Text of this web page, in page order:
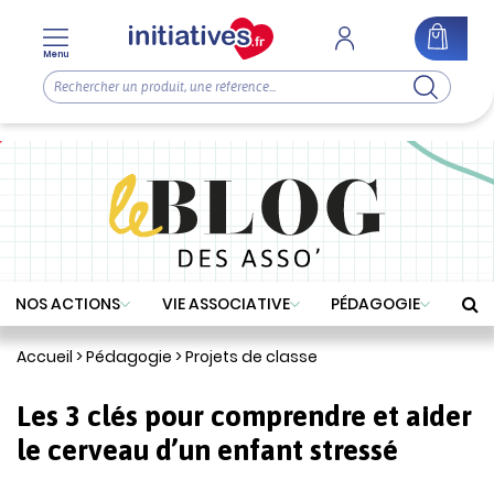
NOS ACTIONS VIE ASSOCIATIVE PÉDAGOGIE
Accueil >Pédagogie >Projets de classe
Les 3 clés pour comprendre et aider
le cerveau d’un enfant stressé
Menu